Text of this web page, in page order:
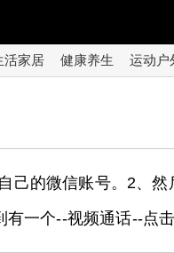
活家居 健康养生 运动户
己的微信账号。2、
一个--视频通话--点